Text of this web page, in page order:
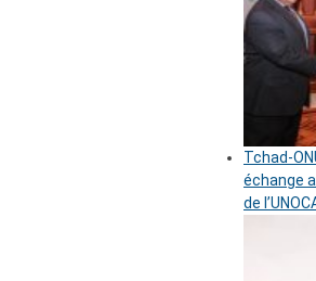
Tchad-
échange
de